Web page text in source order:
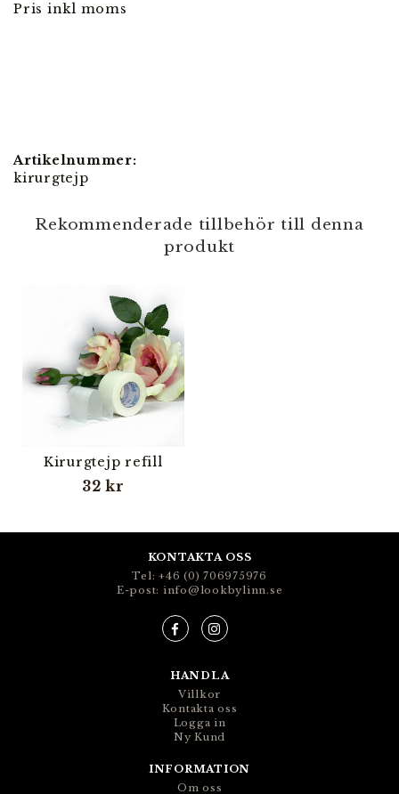
Pris inkl moms
Artikelnummer:
kirurgtejp
Rekommenderade tillbehör till denna
produkt
Kirurgtejp refill
32 kr
KONTAKTA OSS
Tel: +46 (0) 706975976
E-post: info@lookbylinn.se
HANDLA
Villkor
Kontakta oss
Logga in
Ny Kund
INFORMATION
Om oss